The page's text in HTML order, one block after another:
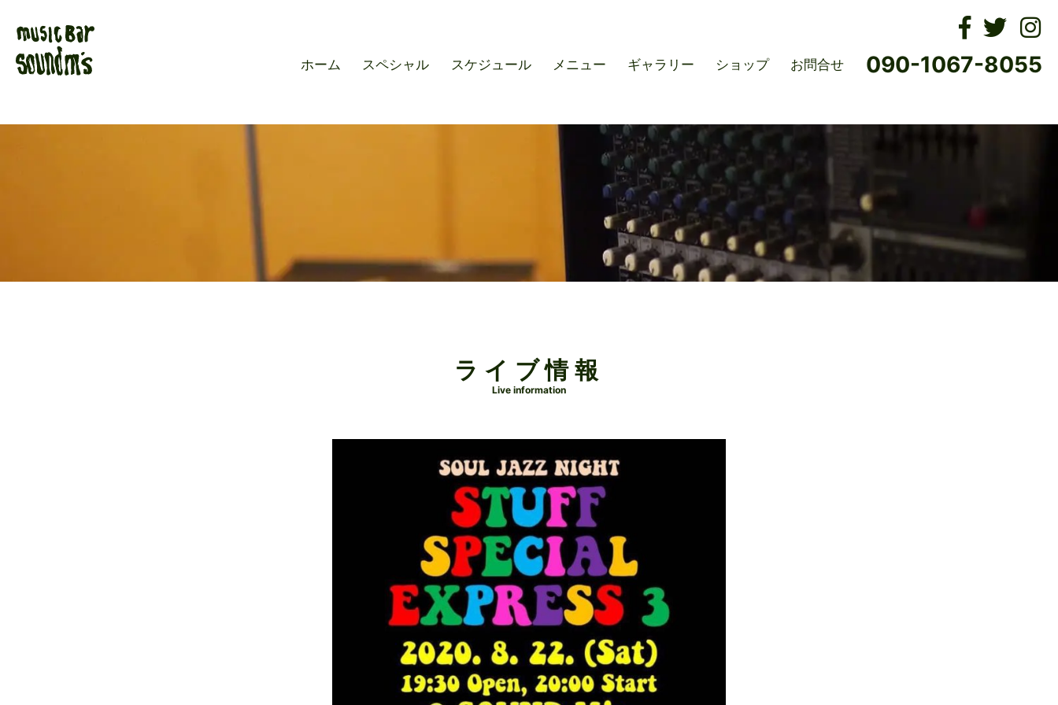
ホーム スペシャル スケジュール メニュー ギャラリー ショップ お問合せ 090-1067-8055
ライブ情報
Live information